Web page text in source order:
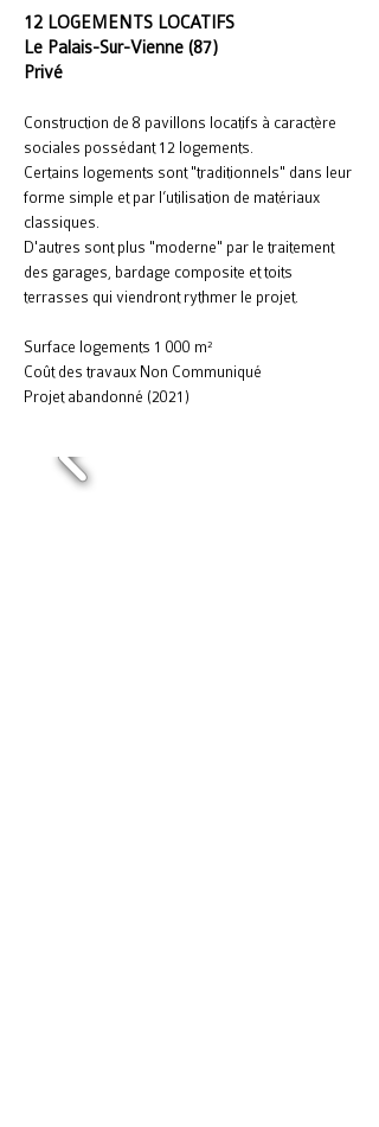
12 LOGEMENTS LOCATIFS
Le Palais-Sur-Vienne (87)
Privé
Construction de 8 pavillons locatifs à caractère
sociales possédant 12 logements.
Certains logements sont "traditionnels" dans leur
forme simple et par l’utilisation de matériaux
classiques.
D'autres sont plus "moderne" par le traitement
des garages, bardage composite et toits
terrasses qui viendront rythmer le projet.
Surface logements 1 000 m²
Coût des travaux Non Communiqué
Projet abandonné (2021)